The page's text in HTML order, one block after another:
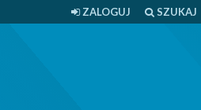
ZALOGUJ SZUKAJ